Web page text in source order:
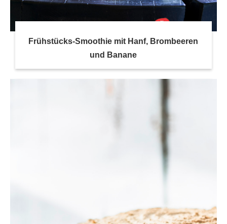
Frühstücks-Smoothie mit Hanf, Brombeeren
und Banane